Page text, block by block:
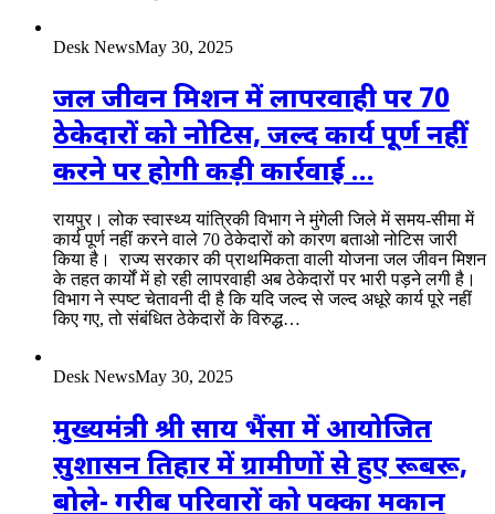
Desk NewsMay 30, 2025
जल जीवन मिशन में लापरवाही पर 70
ठेकेदारों को नोटिस, जल्द कार्य पूर्ण नहीं
करने पर होगी कड़ी कार्रवाई …
रायपुर। लोक स्वास्थ्य यांत्रिकी विभाग ने मुंगेली जिले में समय-सीमा में
कार्य पूर्ण नहीं करने वाले 70 ठेकेदारों को कारण बताओ नोटिस जारी
किया है। राज्य सरकार की प्राथमिकता वाली योजना जल जीवन मिशन
के तहत कार्यों में हो रही लापरवाही अब ठेकेदारों पर भारी पड़ने लगी है।
विभाग ने स्पष्ट चेतावनी दी है कि यदि जल्द से जल्द अधूरे कार्य पूरे नहीं
किए गए, तो संबंधित ठेकेदारों के विरुद्ध…
Desk NewsMay 30, 2025
मुख्यमंत्री श्री साय भैंसा में आयोजित
सुशासन तिहार में ग्रामीणों से हुए रूबरू,
बोले- गरीब परिवारों को पक्का मकान